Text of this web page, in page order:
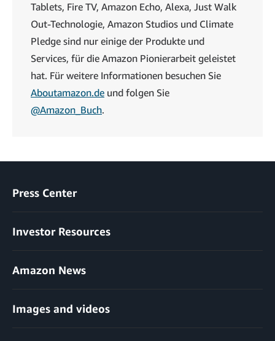
Tablets, Fire TV, Amazon Echo, Alexa, Just Walk
Out-Technologie, Amazon Studios und Climate
Pledge sind nur einige der Produkte und
Services, für die Amazon Pionierarbeit geleistet
hat. Für weitere Informationen besuchen Sie
Aboutamazon.de und folgen Sie
@Amazon_Buch.
Press Center
Investor Resources
Amazon News
Images and videos